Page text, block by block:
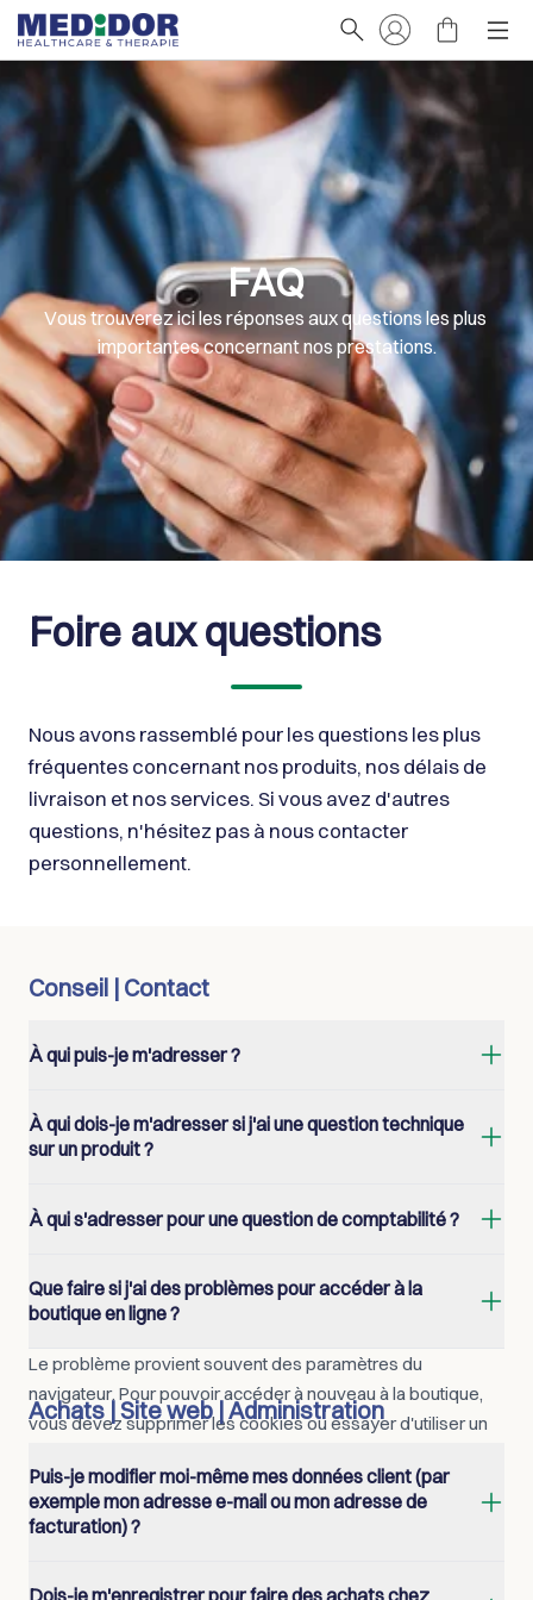
FAQ
Vous trouverez ici les réponses aux questions les plus
importantes concernant nos prestations.
Foire aux questions
Nous avons rassemblé pour les questions les plus
fréquentes concernant nos produits, nos délais de
livraison et nos services. Si vous avez d'autres
questions, n'hésitez pas à nous contacter
personnellement.
Conseil | Contact
À qui puis-je m'adresser ?
réjouissons de votre prise de contact. Vous trouverez nos
coordonnées sur https://medidor.ch/pages/kontakt.
À qui dois-je m'adresser si j'ai une question technique
sur un produit ?
réjouissons de votre prise de contact et nous nous ferons un
concernant un produit. Vous trouverez nos coordonnées sur
https://medidor.ch/pages/kontakt.
À qui s'adresser pour une question de comptabilité ?
de comptabilité pour toute question d'ordre comptable à
l'adresse buchhaltung@medidor.ch.
Que faire si j'ai des problèmes pour accéder à la
boutique en ligne ?
Le problème provient souvent des paramètres du
navigateur. Pour pouvoir accéder à nouveau à la boutique,
vous devez supprimer les cookies ou essayer d'utiliser un
Si cela ne résout pas le problème, veuillez contacter
mail@medidor.ch.
Achats | Site web | Administration
Puis-je modifier moi-même mes données client (par
exemple mon adresse e-mail ou mon adresse de
facturation) ?